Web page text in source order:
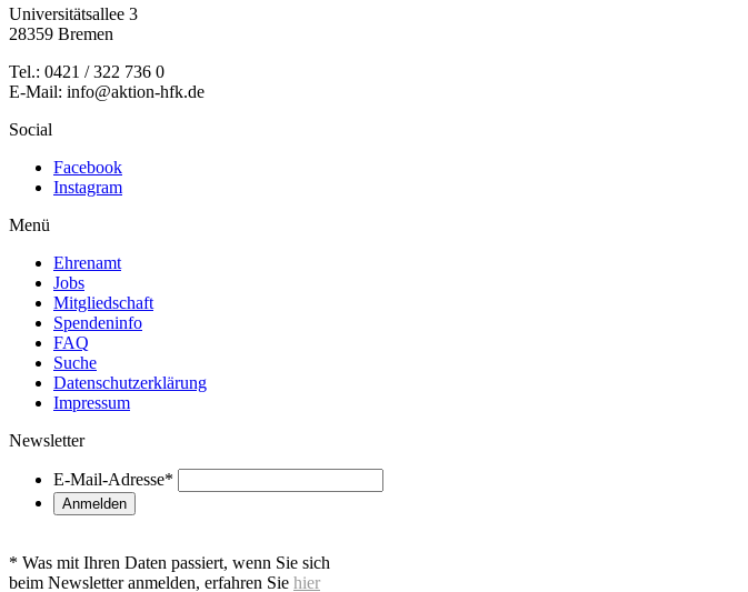
Universitätsallee 3
28359 Bremen
Tel.: 0421 / 322 736 0
E-Mail: info@aktion-hfk.de
Social
Facebook
Instagram
Menü
Ehrenamt
Jobs
Mitgliedschaft
Spendeninfo
FAQ
Suche
Datenschutzerklärung
Impressum
Newsletter
E-Mail-Adresse*
* Was mit Ihren Daten passiert, wenn Sie sich
beim Newsletter anmelden, erfahren Sie hier